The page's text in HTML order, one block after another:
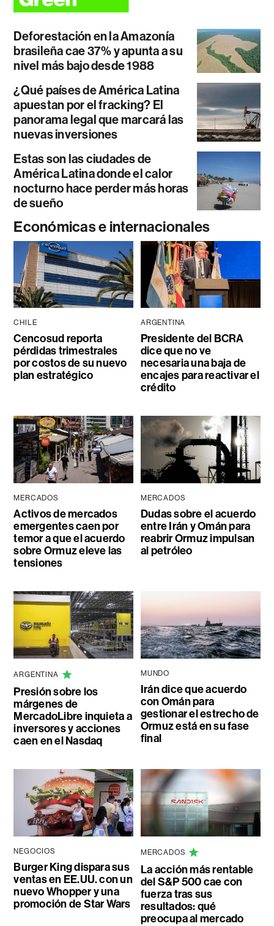
Deforestación en la Amazonía
brasileña cae 37% y apunta a su
nivel más bajo desde 1988
¿Qué países de América Latina
apuestan por el fracking? El
panorama legal que marcará las
nuevas inversiones
Estas son las ciudades de
América Latina donde el calor
nocturno hace perder más horas
de sueño
Económicas e internacionales
CHILE
Cencosud reporta
pérdidas trimestrales
por costos de su nuevo
plan estratégico
ARGENTINA
Presidente del BCRA
dice que no ve
necesaria una baja de
encajes para reactivar el
crédito
MERCADOS
Activos de mercados
emergentes caen por
temor a que el acuerdo
sobre Ormuz eleve las
tensiones
MERCADOS
Dudas sobre el acuerdo
entre Irán y Omán para
reabrir Ormuz impulsan
al petróleo
ARGENTINA
Presión sobre los
márgenes de
MercadoLibre inquieta a
inversores y acciones
caen en el Nasdaq
MUNDO
Irán dice que acuerdo
con Omán para
gestionar el estrecho de
Ormuz está en su fase
final
NEGOCIOS
Burger King dispara sus
ventas en EE.UU. con un
nuevo Whopper y una
promoción de Star Wars
MERCADOS
La acción más rentable
del S&P 500 cae con
fuerza tras sus
resultados: qué
preocupa al mercado